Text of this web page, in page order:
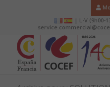
| L-V (9h00-